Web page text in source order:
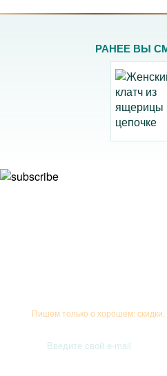
РАНЕЕ ВЫ
Пишем только о хорошем: